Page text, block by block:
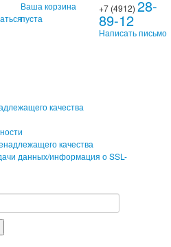
Ваша корзина
пуста
+7 (4912)28-
89-12
Написать письмо
качества
качества
данных/информация о SSL-